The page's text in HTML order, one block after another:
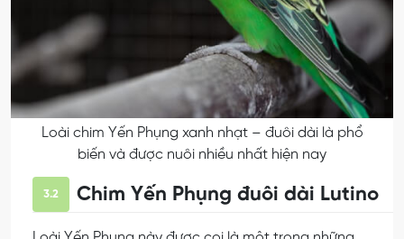
Loài chim Yến Phụng xanh nhạt – đuôi dài là phổ
biến và được nuôi nhiều nhất hiện nay
3.2 Chim Yến Phụng đuôi dài Lutino